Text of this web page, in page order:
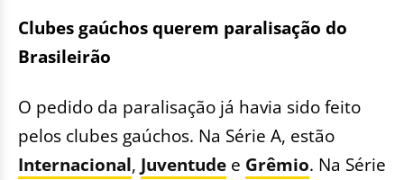
Clubes gaúchos querem paralisação do
Brasileirão
O pedido da paralisação já havia sido feito
pelos clubes gaúchos. Na Série A, estão
Internacional, Juventude e Grêmio. Na Série